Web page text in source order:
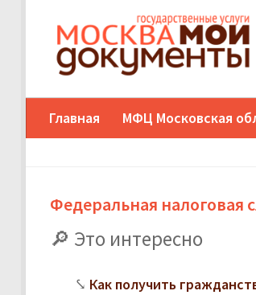
Главная МФЦ Московская
Федеральная налоговая
Это интересно
Как получить